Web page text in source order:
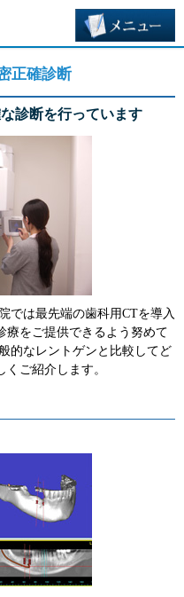
正確診断
診断を行っています
では最先端の歯科用CTを導入
療をご提供できるよう努めて
的なレントゲンと比較してど
ご紹介します。